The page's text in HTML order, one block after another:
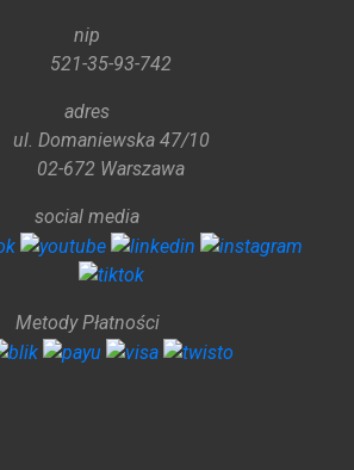
nip
521-35-93-742
adres
ul. Domaniewska 47/10
02-672 Warszawa
social media
Metody Płatności